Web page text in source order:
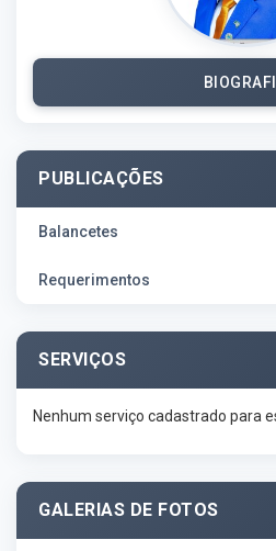
PUBLICAÇÕES
Balancetes
Requerimentos
SERVIÇOS
Nenhum serviço cadastrado para
GALERIAS DE FOTOS